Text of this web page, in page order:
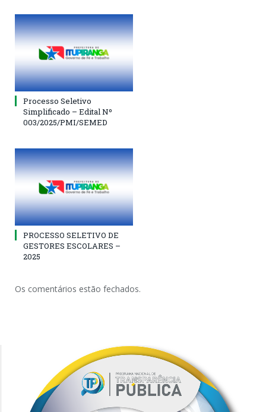
Processo Seletivo
Simplificado – Edital Nº
003/2025/PMI/SEMED
PROCESSO SELETIVO DE
GESTORES ESCOLARES –
2025
Os comentários estão fechados.